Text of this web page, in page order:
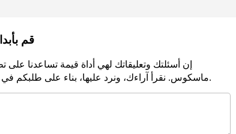
قم
إن أسئلتك وتعليقاتك لهي أداة قيمة تساعدنا
ماسكوس. نقرأ آراءك، ونرد عليها، بناء على طلبكم في أسرع وقت ممكن.